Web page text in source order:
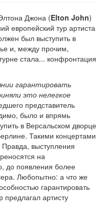
Джона (Elton John)
европейский тур артиста
был выступить в
и, между прочим,
стала... конфронтация
гарантировать
это нелегкое
представитель
было и впрямь
в Версальском дворце
Такими концертами
выступления
на
до появления более
Любопытно: а что же
гарантировать
артисту